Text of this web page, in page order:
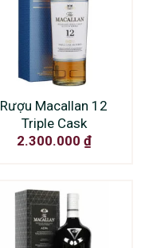
Rượu Macallan 12
Triple Cask
2.300.000 ₫